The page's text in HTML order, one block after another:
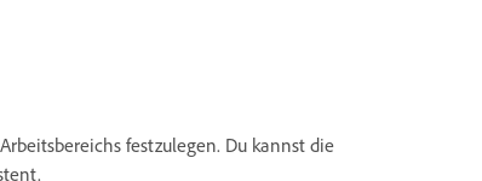
festzulegen. Du kannst die